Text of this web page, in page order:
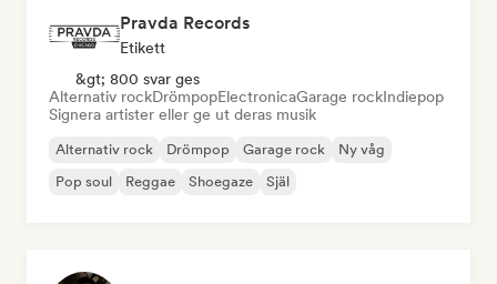
Pravda Records
Etikett
&gt; 800 svar ges
Alternativ rockDrömpopElectronicaGarage rockIndiepop
Signera artister eller ge ut deras musik
Alternativ rock Drömpop Garage rock
Ny våg
Pop soul
Reggae Shoegaze Själ